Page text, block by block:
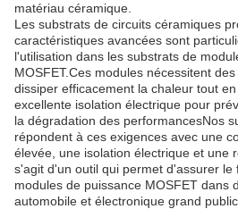
matériau céramique.
Les substrats de circuits céramiques
caractéristiques avancées sont
l'utilisation dans les substrats de
MOSFET.Ces modules nécessitent
dissiper efficacement la chaleur tout
excellente isolation électrique pour
la dégradation des performancesNos
répondent à ces exigences avec une
élevée, une isolation électrique et une
s'agit d'un outil qui permet d'assurer le
modules de puissance MOSFET dans
automobile et électronique grand public.